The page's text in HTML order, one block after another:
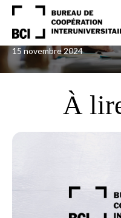
Perbost,
15 novembre 2024
À